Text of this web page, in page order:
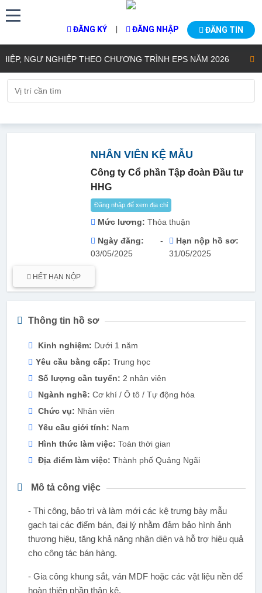
ĐĂNG KÝ | ĐĂNG NHẬP ĐĂNG TIN
NGƯ NGHIỆP THEO CHƯƠNG TRÌNH EPS NĂM 2026
NHÂN VIÊN KỆ MẪU
Công ty Cổ phần Tập đoàn Đầu tư
HHG
Đăng nhập để xem địa chỉ
Mức lương: Thỏa thuận
Ngày đăng:
03/05/2025
-
Hạn nộp hồ sơ:
31/05/2025
HẾT HẠN NỘP
Thông tin hồ sơ
Kinh nghiệm: Dưới 1 năm
Yêu cầu bằng cấp: Trung học
Số lượng cần tuyển: 2 nhân viên
Ngành nghề: Cơ khí / Ô tô / Tự động hóa
Chức vụ: Nhân viên
Yêu cầu giới tính: Nam
Hình thức làm việc: Toàn thời gian
Địa điểm làm việc: Thành phố Quảng Ngãi
Mô tả công việc
- Thi công, bảo trì và làm mới các kệ trưng bày mẫu
gạch tại các điểm bán, đại lý nhằm đảm bảo hình ảnh
thương hiệu, tăng khả năng nhận diện và hỗ trợ hiệu quả
cho công tác bán hàng.
- Gia công khung sắt, ván MDF hoặc các vật liệu nền để
hoàn thiện phần thân kệ.